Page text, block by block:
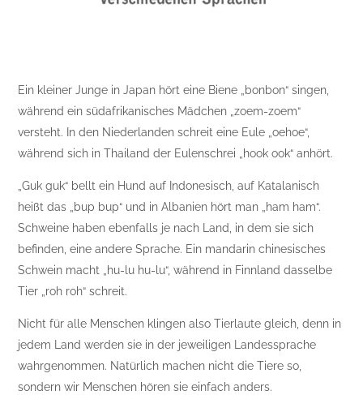
Ein kleiner Junge in Japan hört eine Biene „bonbon“ singen,
während ein südafrikanisches Mädchen „zoem-zoem“
versteht. In den Niederlanden schreit eine Eule „oehoe“,
während sich in Thailand der Eulenschrei „hook ook“ anhört.
„Guk guk“ bellt ein Hund auf Indonesisch, auf Katalanisch
heißt das „bup bup“ und in Albanien hört man „ham ham“.
Schweine haben ebenfalls je nach Land, in dem sie sich
befinden, eine andere Sprache. Ein mandarin chinesisches
Schwein macht „hu-lu hu-lu“, während in Finnland dasselbe
Tier „roh roh“ schreit.
Nicht für alle Menschen klingen also Tierlaute gleich, denn in
jedem Land werden sie in der jeweiligen Landessprache
wahrgenommen. Natürlich machen nicht die Tiere so,
sondern wir Menschen hören sie einfach anders.